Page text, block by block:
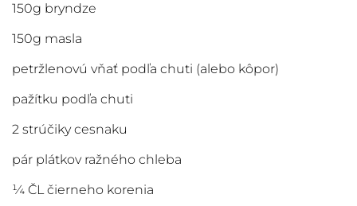
150g bryndze
150g masla
petržlenovú vňať podľa chuti (alebo kôpor)
pažítku podľa chuti
2 strúčiky cesnaku
pár plátkov ražného chleba
¼ ČL čierneho korenia